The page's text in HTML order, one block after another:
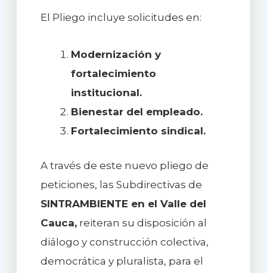
El Pliego incluye solicitudes en:
Modernización y
fortalecimiento
institucional.
Bienestar del empleado.
Fortalecimiento sindical.
A través de este nuevo pliego de
peticiones, las Subdirectivas de
SINTRAMBIENTE en el Valle del
Cauca,reiteran su disposición al
diálogo y construcción colectiva,
democrática y pluralista, para el